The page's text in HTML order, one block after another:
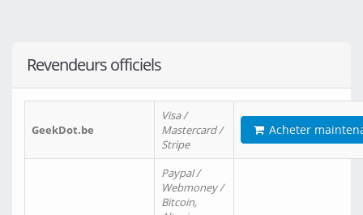
Revendeurs officiels
GeekDot.be
Visa /
Mastercard /
Stripe
Acheter
Paypal /
Webmoney /
Bitcoin,